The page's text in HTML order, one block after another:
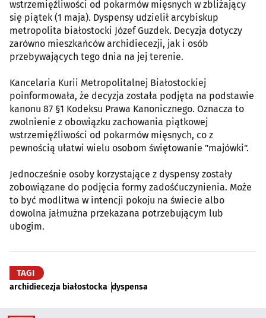
wstrzemięźliwości od pokarmów mięsnych w zbliżający
się piątek (1 maja). Dyspensy udzielił arcybiskup
metropolita białostocki Józef Guzdek. Decyzja dotyczy
zarówno mieszkańców archidiecezji, jak i osób
przebywających tego dnia na jej terenie.
Kancelaria Kurii Metropolitalnej Białostockiej
poinformowała, że decyzja została podjęta na podstawie
kanonu 87 §1 Kodeksu Prawa Kanonicznego. Oznacza to
zwolnienie z obowiązku zachowania piątkowej
wstrzemięźliwości od pokarmów mięsnych, co z
pewnością ułatwi wielu osobom świętowanie "majówki".
Jednocześnie osoby korzystające z dyspensy zostały
zobowiązane do podjęcia formy zadośćuczynienia. Może
to być modlitwa w intencji pokoju na świecie albo
dowolna jałmużna przekazana potrzebującym lub
ubogim.
TAGI
archidiecezja białostocka dyspensa